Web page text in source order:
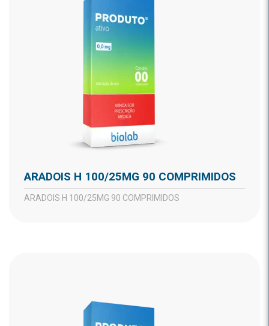
ARADOIS H 100/25MG 90 COMPRIMIDOS
ARADOIS H 100/25MG 90 COMPRIMIDOS